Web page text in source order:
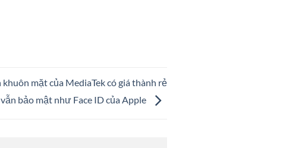
mặt của MediaTek có giá thành rẻ
bảo mật như Face ID của Apple